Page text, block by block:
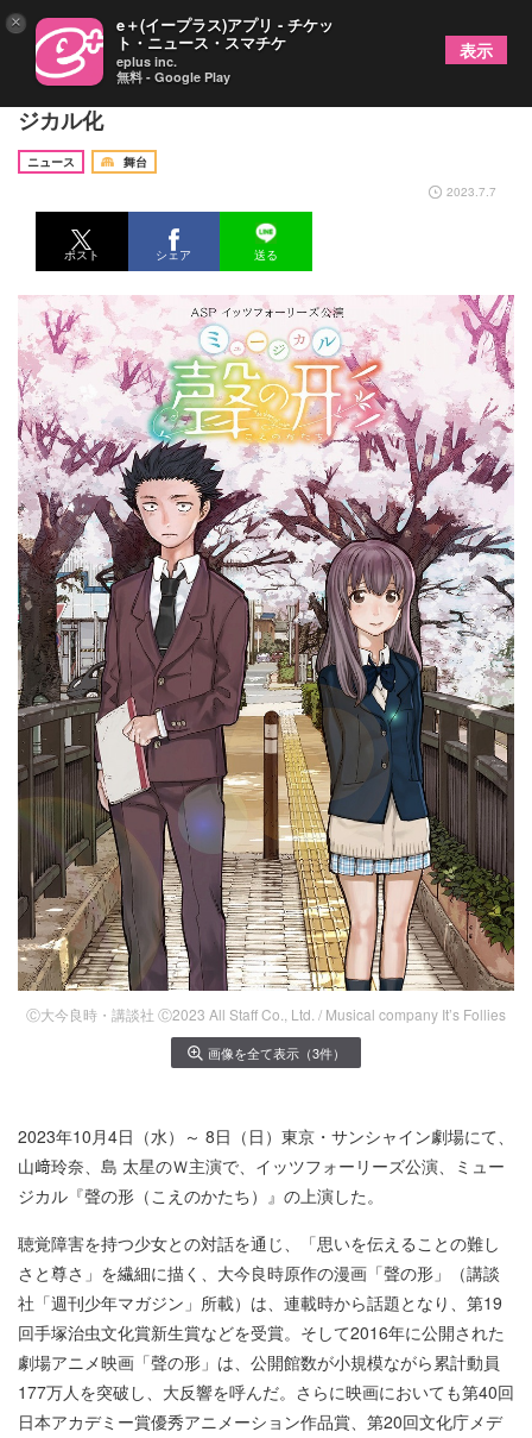
山﨑玲奈＆島太星のW主演で『聲の形』が初ミュー
ジカル化
ニュース
舞台
2023.7.7
ポスト シェア 送る
Ⓒ大今良時・講談社 Ⓒ2023 All Staff Co., Ltd. / Musical company It’s Follies
画像を全て表示（3件）
2023年10月4日（水）～ 8日（日）東京・サンシャイン劇場にて、
山﨑玲奈、島 太星のＷ主演で、イッツフォーリーズ公演、ミュー
ジカル『聲の形（こえのかたち）』の上演した。
聴覚障害を持つ少女との対話を通じ、「思いを伝えることの難し
さと尊さ」を繊細に描く、大今良時原作の漫画「聲の形」（講談
社「週刊少年マガジン」所載）は、連載時から話題となり、第19
回手塚治虫文化賞新生賞などを受賞。そして2016年に公開された
劇場アニメ映画「聲の形」は、公開館数が小規模ながら累計動員
177万人を突破し、大反響を呼んだ。さらに映画においても第40回
日本アカデミー賞優秀アニメーション作品賞、第20回文化庁メデ
× e＋(イープラス)アプリ - チケッ
ト・ニュース・スマチケ
eplus inc.
無料 - Google Play
表示